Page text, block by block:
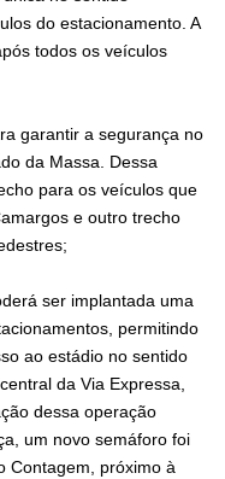
do estacionamento. A
todos os veículos
garantir a segurança no
da Massa. Dessa
para os veículos que
e outro trecho
ser implantada uma
permitindo
ao estádio no sentido
da Via Expressa,
dessa operação
um novo semáforo foi
Contagem, próximo à